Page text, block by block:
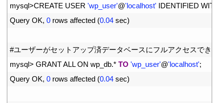
mysql>CREATE USER 'wp_user'@'localhost' IDENTIFIED
Query OK, 0 rows affected (0.04 sec)
#ユーザーがセットアップ済データベースにフルアクセスでき
mysql> GRANT ALL ON wp_db.* TO 'wp_user'@'localhost';
Query OK, 0 rows affected (0.04 sec)